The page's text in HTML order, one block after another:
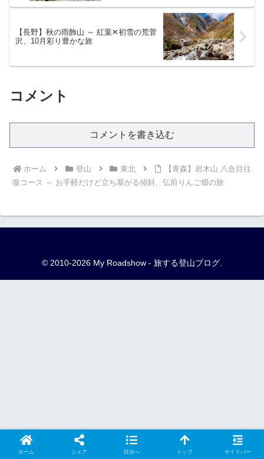
【長野】秋の雨飾山 ～ 紅葉✕初雪の荒菅
沢、10月彩り豊かな旅
コメント
コメントを書き込む
ホーム 登山 東北
【青森】岩木山 八合目往
復コース ～ お手軽だけど立ち塞がる傾斜、弘前りんご畑の旅
© 2010-2026 My Roadshow - 旅する登山ブログ.
ホーム シェア 目次へ トップ サイドバー